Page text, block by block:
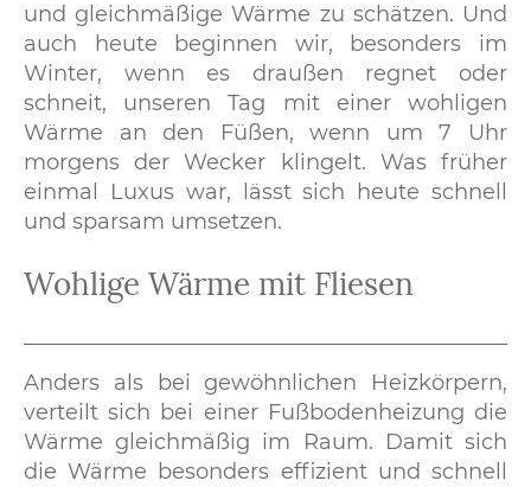
und gleichmäßige Wärme zu schätzen. Und
auch heute beginnen wir, besonders im
Winter, wenn es draußen regnet oder
schneit, unseren Tag mit einer wohligen
Wärme an den Füßen, wenn um 7 Uhr
morgens der Wecker klingelt. Was früher
einmal Luxus war, lässt sich heute schnell
und sparsam umsetzen.
Wohlige Wärme mit Fliesen
Anders als bei gewöhnlichen Heizkörpern,
verteilt sich bei einer Fußbodenheizung die
Wärme gleichmäßig im Raum. Damit sich
die Wärme besonders effizient und schnell